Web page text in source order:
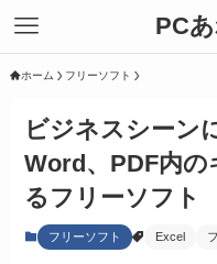
PC
ホーム フリーソフト
ビジネスシーン
Word、PDF内の
るフリーソフト
フリーソフト Excel